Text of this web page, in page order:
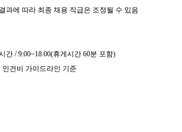
과에 따라 최종 채용 직급은 조정될 수 있음
간 / 9:00~18:00(휴게시간 60분 포함)
인건비 가이드라인 기준